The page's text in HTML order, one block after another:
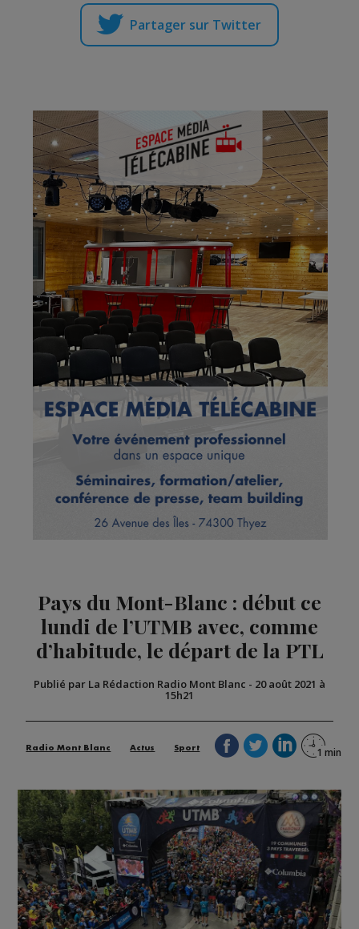
Partager sur Twitter
Pays du Mont-Blanc : début ce
lundi de l’UTMB avec, comme
d’habitude, le départ de la PTL
Publié par La Rédaction Radio Mont Blanc - 20 août 2021 à
15h21
Radio Mont Blanc Actus Sport